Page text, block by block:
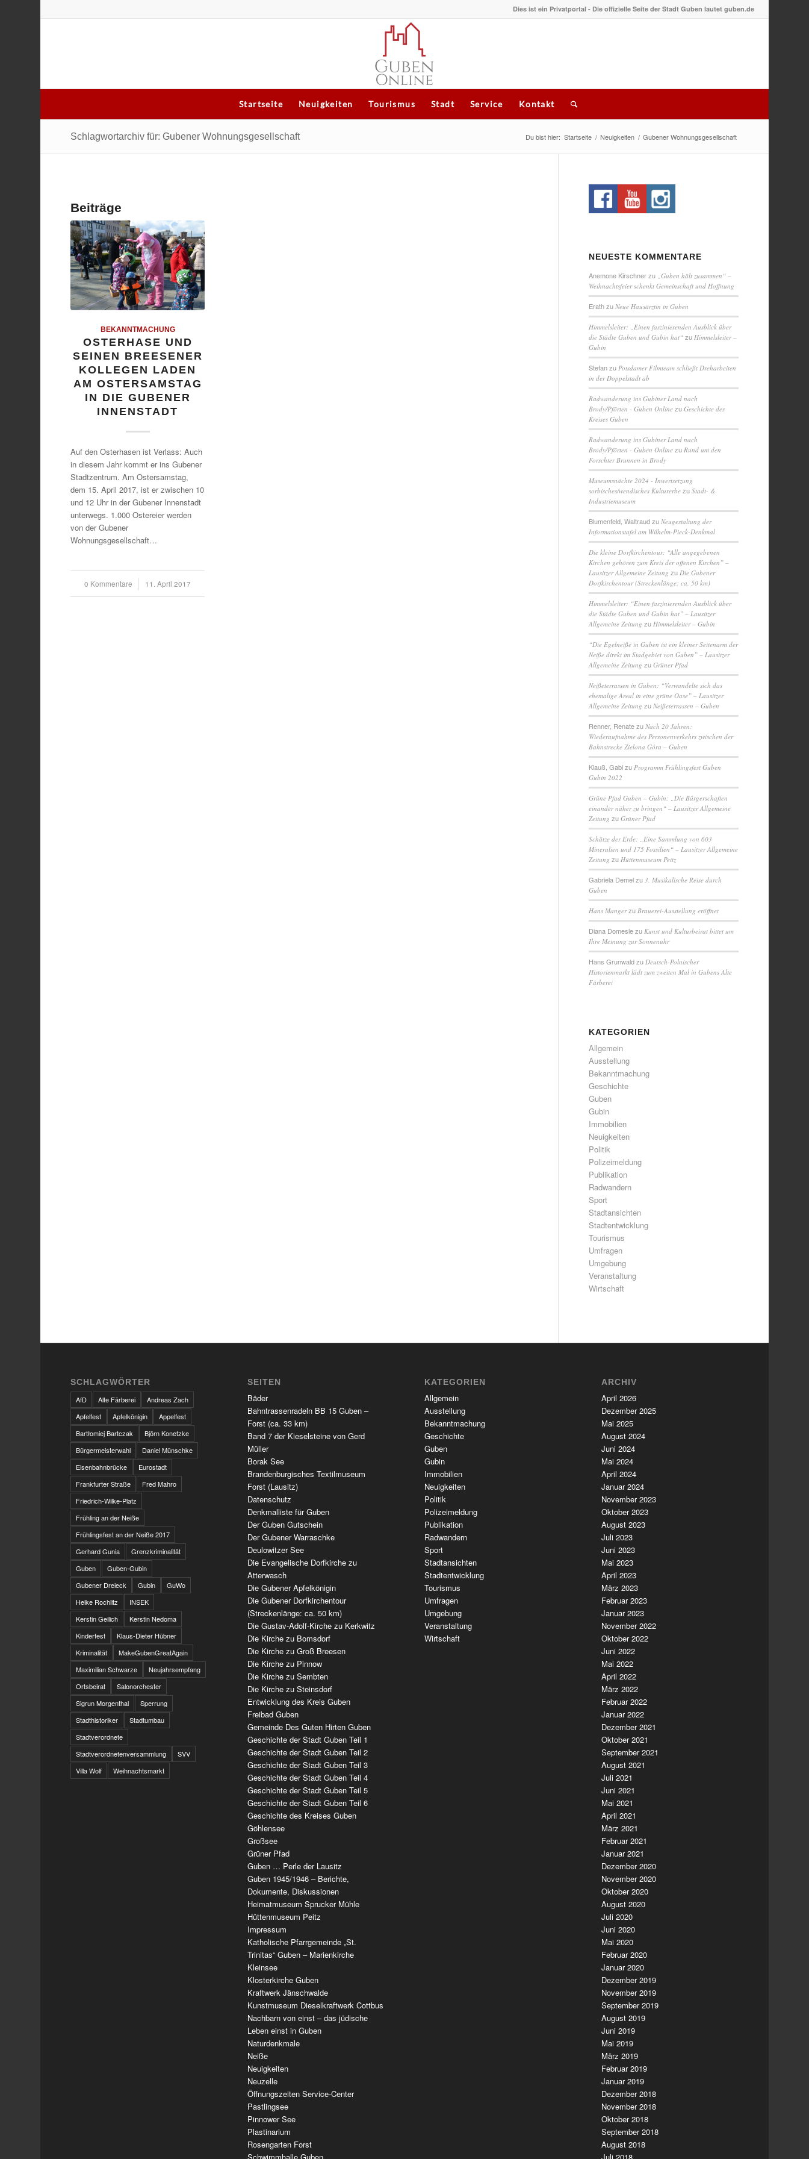
Dies ist ein Privatportal - Die offizielle Seite der Stadt Guben lautet guben.de
Startseite Neuigkeiten Tourismus Stadt Service Kontakt
Schlagwortarchiv für: Gubener Wohnungsgesellschaft Du bist hier: Startseite / Neuigkeiten / Gubener Wohnungsgesellschaft
Beiträge
BEKANNTMACHUNG
OSTERHASE UND
SEINEN BREESENER
KOLLEGEN LADEN
AM OSTERSAMSTAG
IN DIE GUBENER
INNENSTADT
Auf den Osterhasen ist Verlass: Auch
in diesem Jahr kommt er ins Gubener
Stadtzentrum. Am Ostersamstag,
dem 15. April 2017, ist er zwischen 10
und 12 Uhr in der Gubener Innenstadt
unterwegs. 1.000 Ostereier werden
von der Gubener
Wohnungsgesellschaft…
0 Kommentare
/ 11. April 2017
NEUESTE KOMMENTARE
Anemone Kirschnerzu „Guben hält zusammen“ –
Weihnachtsfeier schenkt Gemeinschaft und Hoffnung
ErathzuNeue Hausärztin in Guben
Himmelsleiter: „Einen faszinierenden Ausblick über
die Städte Guben und Gubin hat“ zu Himmelsleiter –
Gubin
Stefanzu Potsdamer Filmteam schließt Dreharbeiten
in der Doppelstadt ab
Radwanderung ins Gubiner Land nach
Brody/Pförten - Guben Online zuGeschichte des
Kreises Guben
Radwanderung ins Gubiner Land nach
Brody/Pförten - Guben Online zu Rund um den
Forschter Brunnen in Brody
Museumsnächte 2024 - Inwertsetzung
sorbisches/wendisches Kulturerbe zuStadt- &
Industriemuseum
Blumenfeld, WaltraudzuNeugestaltung der
Informationstafel am Wilhelm-Pieck-Denkmal
Die kleine Dorfkirchentour: “Alle angegebenen
Kirchen gehören zum Kreis der offenen Kirchen” –
Lausitzer Allgemeine Zeitung zu Die Gubener
Dorfkirchentour (Streckenlänge: ca. 50 km)
Himmelsleiter: “Einen faszinierenden Ausblick über
die Städte Guben und Gubin hat” – Lausitzer
Allgemeine Zeitung zu Himmelsleiter – Gubin
“Die Egelneiße in Guben ist ein kleiner Seitenarm der
Neiße direkt im Stadgebiet von Guben” – Lausitzer
Allgemeine Zeitung zuGrüner Pfad
Neißeterrassen in Guben: “Verwandelte sich das
ehemalige Areal in eine grüne Oase” – Lausitzer
Allgemeine Zeitung zuNeißeterrassen – Guben
Renner, RenatezuNach 20 Jahren:
Wiederaufnahme des Personenverkehrs zwischen der
Bahnstrecke Zielona Góra – Guben
Klauß, Gabizu Programm Frühlingsfest Guben
Gubin 2022
Grüne Pfad Guben – Gubin: „Die Bürgerschaften
einander näher zu bringen“ – Lausitzer Allgemeine
Zeitung zuGrüner Pfad
Schätze der Erde: „Eine Sammlung von 603
Mineralien und 175 Fossilien“ – Lausitzer Allgemeine
Zeitung zu Hüttenmuseum Peitz
Gabriela Demelzu 3. Musikalische Reise durch
Guben
Hans Mangerzu Brauerei-Ausstellung eröffnet
Diana Domeslezu Kunst und Kulturbeirat bittet um
Ihre Meinung zur Sonnenuhr
Hans Grunwaldzu Deutsch-Polnischer
Historienmarkt lädt zum zweiten Mal in Gubens Alte
Färberei
KATEGORIEN
Allgemein
Ausstellung
Bekanntmachung
Geschichte
Guben
Gubin
Immobilien
Neuigkeiten
Politik
Polizeimeldung
Publikation
Radwandern
Sport
Stadtansichten
Stadtentwicklung
Tourismus
Umfragen
Umgebung
Veranstaltung
Wirtschaft
SCHLAGWÖRTER
AfD
Alte Färberei
Andreas Zach
Apfelfest
Apfelkönigin
Appelfest
Bartłomiej Bartczak
Björn Konetzke
Bürgermeisterwahl
Daniel Münschke
Eisenbahnbrücke
Eurostadt
Frankfurter Straße
Fred Mahro
Friedrich-Wilke-Platz
Frühling an der Neiße
Frühlingsfest an der Neiße 2017
Gerhard Gunia
Grenzkriminalität
Guben
Guben-Gubin
Gubener Dreieck
Gubin
GuWo
Heike Rochlitz
INSEK
Kerstin Geilich
Kerstin Nedoma
Kinderfest
Klaus-Dieter Hübner
Kriminalität
MakeGubenGreatAgain
Maximilian Schwarze
Neujahrsempfang
Ortsbeirat
Salonorchester
Sigrun Morgenthal
Sperrung
Stadthistoriker
Stadtumbau
Stadtverordnete
Stadtverordnetenversammlung
SVV
Villa Wolf
Weihnachtsmarkt
SEITEN
Bäder
Bahntrassenradeln BB 15 Guben –
Forst (ca. 33 km)
Band 7 der Kieselsteine von Gerd
Müller
Borak See
Brandenburgisches Textilmuseum
Forst (Lausitz)
Datenschutz
Denkmalliste für Guben
Der Guben Gutschein
Der Gubener Warraschke
Deulowitzer See
Die Evangelische Dorfkirche zu
Atterwasch
Die Gubener Apfelkönigin
Die Gubener Dorfkirchentour
(Streckenlänge: ca. 50 km)
Die Gustav-Adolf-Kirche zu Kerkwitz
Die Kirche zu Bomsdorf
Die Kirche zu Groß Breesen
Die Kirche zu Pinnow
Die Kirche zu Sembten
Die Kirche zu Steinsdorf
Entwicklung des Kreis Guben
Freibad Guben
Gemeinde Des Guten Hirten Guben
Geschichte der Stadt Guben Teil 1
Geschichte der Stadt Guben Teil 2
Geschichte der Stadt Guben Teil 3
Geschichte der Stadt Guben Teil 4
Geschichte der Stadt Guben Teil 5
Geschichte der Stadt Guben Teil 6
Geschichte des Kreises Guben
Göhlensee
Großsee
Grüner Pfad
Guben … Perle der Lausitz
Guben 1945/1946 – Berichte,
Dokumente, Diskussionen
Heimatmuseum Sprucker Mühle
Hüttenmuseum Peitz
Impressum
Katholische Pfarrgemeinde „St.
Trinitas“ Guben – Marienkirche
Kleinsee
Klosterkirche Guben
Kraftwerk Jänschwalde
Kunstmuseum Dieselkraftwerk Cottbus
Nachbarn von einst – das jüdische
Leben einst in Guben
Naturdenkmale
Neiße
Neuigkeiten
Neuzelle
Öffnungszeiten Service-Center
Pastlingsee
Pinnower See
Plastinarium
Rosengarten Forst
KATEGORIEN
Allgemein
Ausstellung
Bekanntmachung
Geschichte
Guben
Gubin
Immobilien
Neuigkeiten
Politik
Polizeimeldung
Publikation
Radwandern
Sport
Stadtansichten
Stadtentwicklung
Tourismus
Umfragen
Umgebung
Veranstaltung
Wirtschaft
ARCHIV
April 2026
Dezember 2025
Mai 2025
August 2024
Juni 2024
Mai 2024
April 2024
Januar 2024
November 2023
Oktober 2023
August 2023
Juli 2023
Juni 2023
Mai 2023
April 2023
März 2023
Februar 2023
Januar 2023
November 2022
Oktober 2022
Juni 2022
Mai 2022
April 2022
März 2022
Februar 2022
Januar 2022
Dezember 2021
Oktober 2021
September 2021
August 2021
Juli 2021
Juni 2021
Mai 2021
April 2021
März 2021
Februar 2021
Januar 2021
Dezember 2020
November 2020
Oktober 2020
August 2020
Juli 2020
Juni 2020
Mai 2020
Februar 2020
Januar 2020
Dezember 2019
November 2019
September 2019
August 2019
Juni 2019
Mai 2019
März 2019
Februar 2019
Januar 2019
Dezember 2018
November 2018
Oktober 2018
September 2018
August 2018